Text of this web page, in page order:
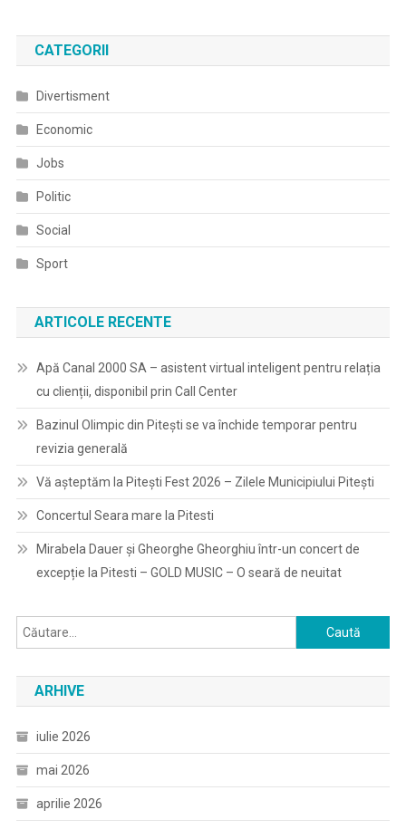
CATEGORII
Divertisment
Economic
Jobs
Politic
Social
Sport
ARTICOLE RECENTE
Apă Canal 2000 SA – asistent virtual inteligent pentru relația
cu clienții, disponibil prin Call Center
Bazinul Olimpic din Pitești se va închide temporar pentru
revizia generală
Vă așteptăm la Pitești Fest 2026 – Zilele Municipiului Pitești
Concertul Seara mare la Pitesti
Mirabela Dauer și Gheorghe Gheorghiu într-un concert de
excepție la Pitesti – GOLD MUSIC – O seară de neuitat
Caută
după:
ARHIVE
iulie 2026
mai 2026
aprilie 2026